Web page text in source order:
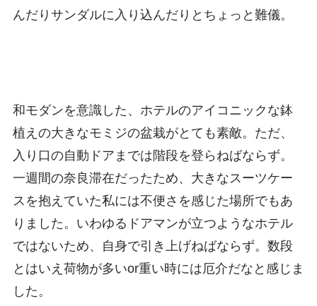
んだりサンダルに入り込んだりとちょっと難儀。
和モダンを意識した、ホテルのアイコニックな鉢
植えの大きなモミジの盆栽がとても素敵。ただ、
入り口の自動ドアまでは階段を登らねばならず。
一週間の奈良滞在だったため、大きなスーツケー
スを抱えていた私には不便さを感じた場所でもあ
りました。いわゆるドアマンが立つようなホテル
ではないため、自身で引き上げねばならず。数段
とはいえ荷物が多いor重い時には厄介だなと感じま
した。